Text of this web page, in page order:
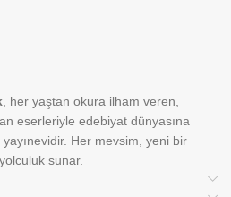
, her yaştan okura ilham veren,
eserleriyle edebiyat dünyasına
Her mevsim, yeni bir
sunar.